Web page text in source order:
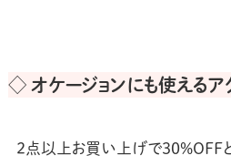
◇ オケージョンにも使えるア
2点以上お買い上げで30%OFF